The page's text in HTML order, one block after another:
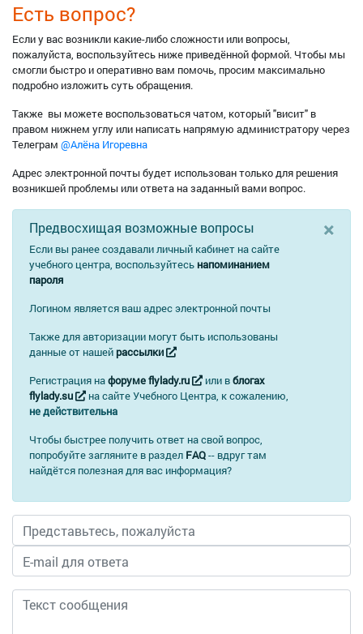
Есть вопрос?
Если у вас возникли какие-либо сложности или вопросы,
пожалуйста, воспользуйтесь ниже приведённой формой. Чтобы мы
смогли быстро и оперативно вам помочь, просим максимально
подробно изложить суть обращения.
Также вы можете воспользоваться чатом, который "висит" в
правом нижнем углу или написать напрямую администратору через
Телеграм @Алёна Игоревна
Адрес электронной почты будет использован только для решения
возникшей проблемы или ответа на заданный вами вопрос.
Предвосхищая возможные вопросы
Если вы ранее создавали личный кабинет на сайте
учебного центра, воспользуйтесь напоминанием
пароля
Логином является ваш адрес электронной почты
Также для авторизации могут быть использованы
данные от нашей рассылки
Регистрация нафоруме flylady.ru или вблогах
flylady.su
на сайте Учебного Центра, к сожалению,
не действительна
Чтобы быстрее получить ответ на свой вопрос,
попробуйте загляните в раздел FAQ-- вдруг там
найдётся полезная для вас информация?
×